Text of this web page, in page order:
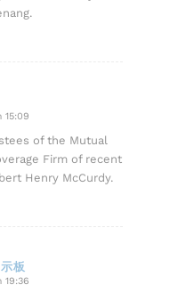
15:09
of the Mutual
Firm of recent
Henry McCurdy.
板
19:36